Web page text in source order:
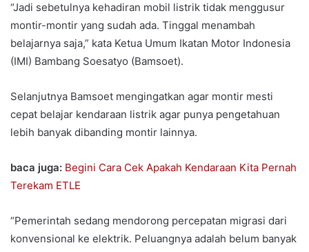
“Jadi sebetulnya kehadiran mobil listrik tidak menggusur
montir-montir yang sudah ada. Tinggal menambah
belajarnya saja,” kata Ketua Umum Ikatan Motor Indonesia
(IMI) Bambang Soesatyo (Bamsoet).
Selanjutnya Bamsoet mengingatkan agar montir mesti
cepat belajar kendaraan listrik agar punya pengetahuan
lebih banyak dibanding montir lainnya.
baca juga: Begini Cara Cek Apakah Kendaraan Kita Pernah
Terekam ETLE
“Pemerintah sedang mendorong percepatan migrasi dari
konvensional ke elektrik. Peluangnya adalah belum banyak